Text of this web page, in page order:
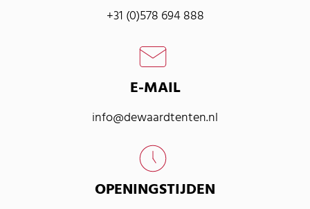
+31 (0)578 694 888
E-MAIL
info@dewaardtenten.nl
OPENINGSTIJDEN